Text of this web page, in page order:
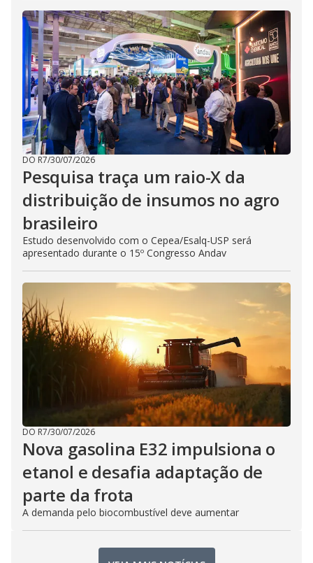
DO R7/30/07/2026
Pesquisa traça um raio-X da
distribuição de insumos no agro
brasileiro
Estudo desenvolvido com o Cepea/Esalq-USP será
apresentado durante o 15º Congresso Andav
DO R7/30/07/2026
Nova gasolina E32 impulsiona o
etanol e desafia adaptação de
parte da frota
A demanda pelo biocombustível deve aumentar